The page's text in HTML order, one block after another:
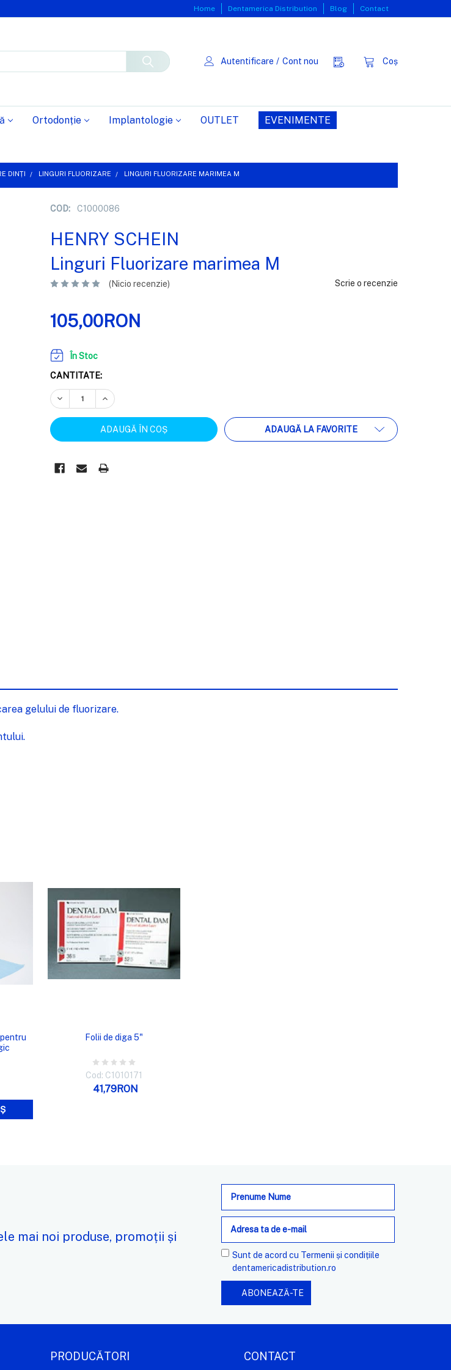
Home Dentamerica Distribution Blog Contact
Autentificare / Cont nou Coș
Ortodonție Implantologie OUTLET EVENIMENTE
DINȚI LINGURI FLUORIZARE LINGURI FLUORIZARE MARIMEA M
COD: C1000086
HENRY SCHEIN
Linguri Fluorizare marimea M
(Nicio recenzie) Scrie o recenzie
105,00RON
În Stoc
CANTITATE:
REDUCEȚI CANTITATEA:
CREȘTEȚI CANTITATEA:
ADAUGĂ LA FAVORITE
gelului de fluorizare.
VIZUALIZARE RAPIDĂ
Folii de diga 5"
Cod: C1010171
41,79RON
mai noi produse, promoții și
Adresa
e-
mail
Sunt de acord cu Termenii și condițiile
dentamericadistribution.ro
PRODUCĂTORI CONTACT